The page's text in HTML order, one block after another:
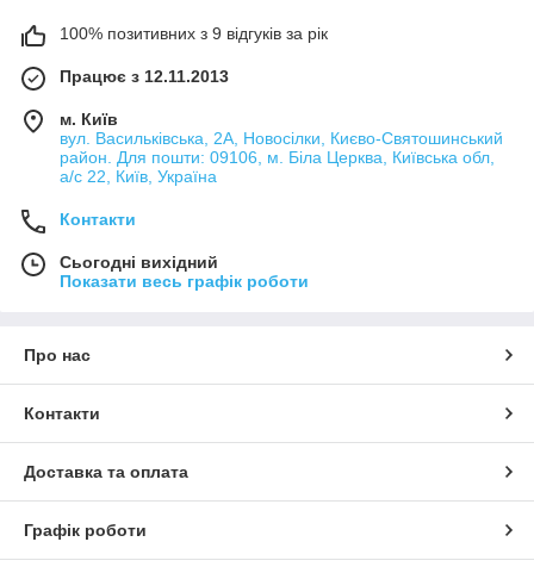
100% позитивних з 9 відгуків за рік
Працює з 12.11.2013
м. Київ
вул. Васильківська, 2А, Новосілки, Києво-Святошинський
район. Для пошти: 09106, м. Біла Церква, Київська обл,
а/с 22, Київ, Україна
Контакти
Сьогодні вихідний
Показати весь графік роботи
Про нас
Контакти
Доставка та оплата
Графік роботи